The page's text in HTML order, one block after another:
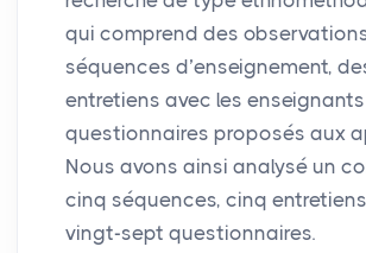
qui comprend des
séquences d’enseignement,
entretiens avec les
questionnaires proposés aux
Nous avons ainsi analysé un
cinq séquences, cinq
vingt-sept questionnaires.